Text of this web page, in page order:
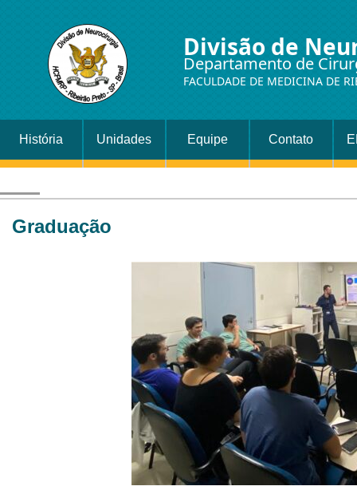
Divisão de
Departamento de
FACULDADE DE MEDICINA DE
História Unidades Equipe Contato
Graduação